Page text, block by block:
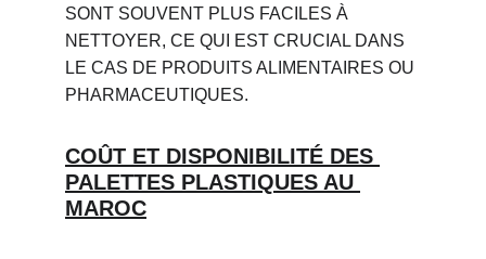
SONT SOUVENT PLUS FACILES À
NETTOYER, CE QUI EST CRUCIAL DANS
LE CAS DE PRODUITS ALIMENTAIRES OU
PHARMACEUTIQUES.
COÛT ET DISPONIBILITÉ DES
PALETTES PLASTIQUES AU
MAROC